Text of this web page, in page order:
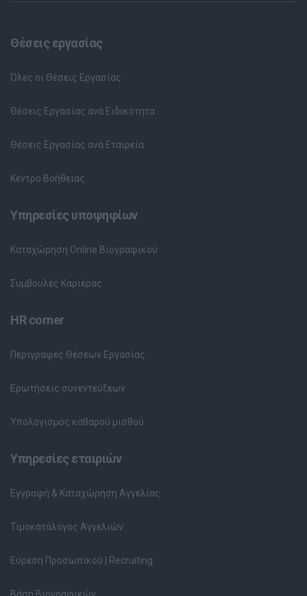
Θέσεις εργασίας
Όλες οι Θέσεις Εργασίας
Θέσεις Εργασίας ανά Ειδικότητα
Θέσεις Εργασίας ανά Εταιρεία
Κέντρο Βοήθειας
Υπηρεσίες υποψηφίων
Καταχώρηση Online Βιογραφικού
Συμβουλές Καριέρας
HR corner
Περιγραφές Θέσεων Εργασίας
Ερωτήσεις συνεντεύξεων
Υπολογισμός καθαρού μισθού
Υπηρεσίες εταιριών
Εγγραφή & Καταχώρηση Αγγελίας
Τιμοκατάλογος Αγγελιών
Εύρεση Προσωπικού | Recruiting